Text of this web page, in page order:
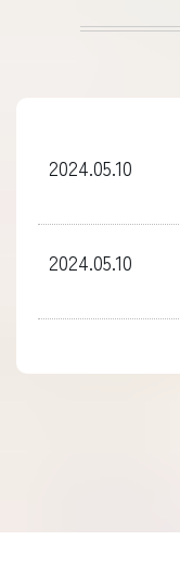
2024.05.10
2024.05.10